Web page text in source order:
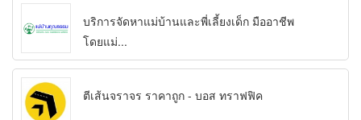
บริการจัดหาแม่บ้านและพี่เลี้ยงเด็ก มืออาชีพ
โดยแม่...
ตีเส้นจราจร ราคาถูก - บอส ทราฟฟิค